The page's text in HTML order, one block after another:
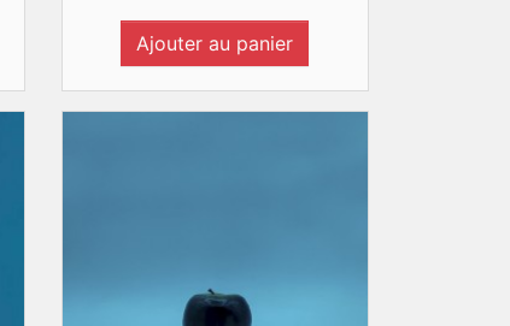
Ajouter au panier